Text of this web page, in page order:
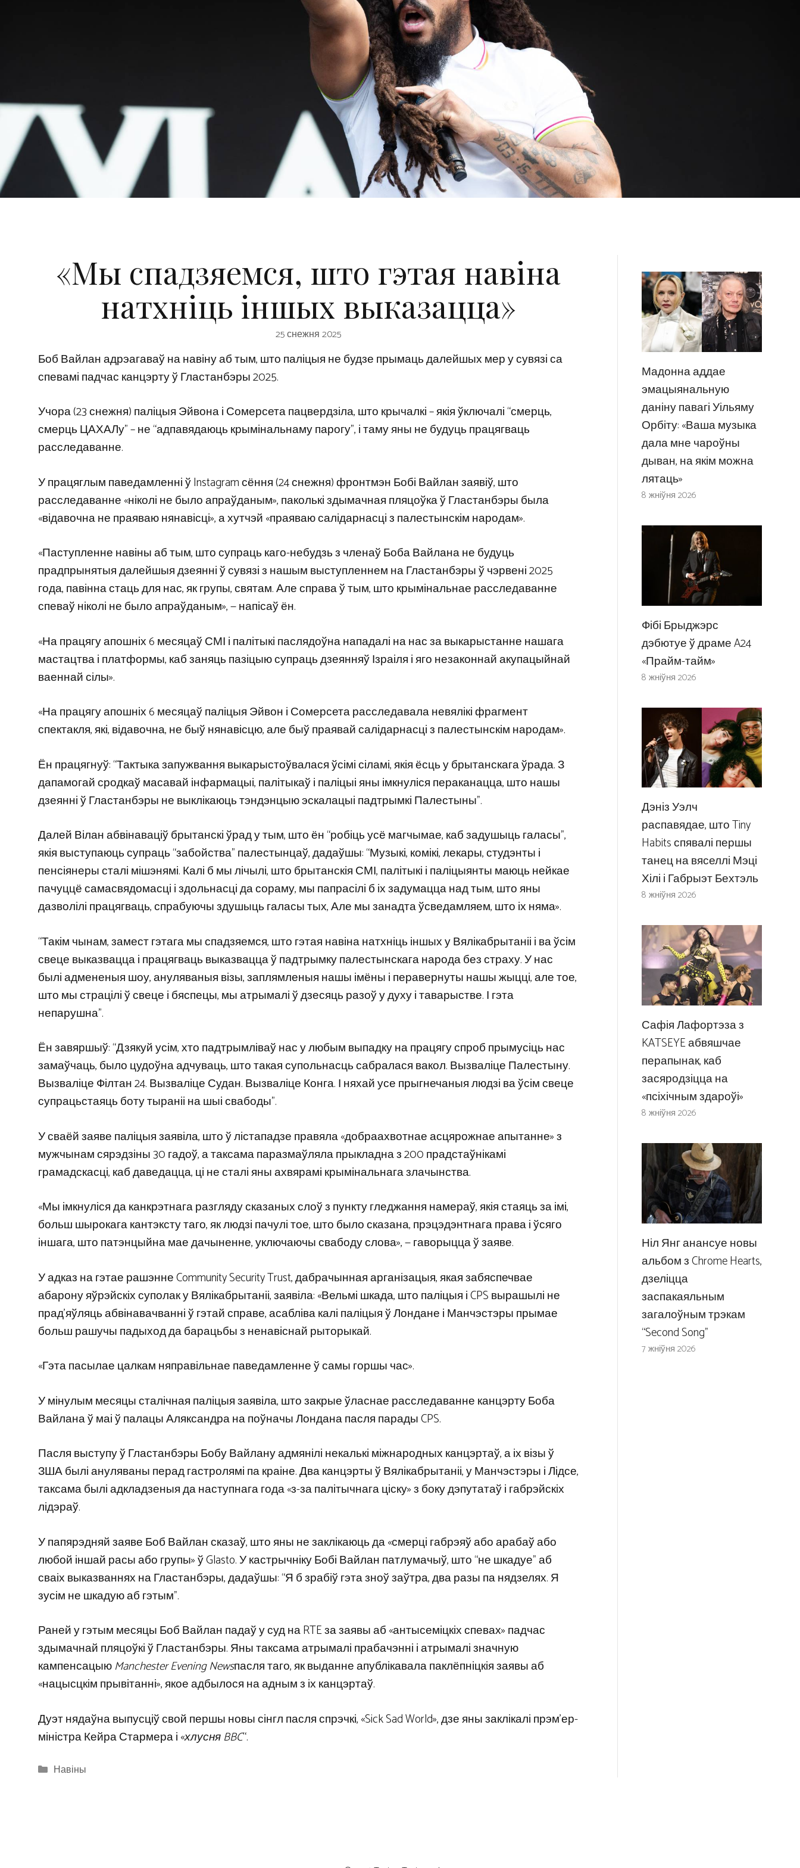
«Мы спадзяемся, што гэтая навіна
натхніць іншых выказацца»
25 снежня 2025
Боб Вайлан адрэагаваў на навіну аб тым, што паліцыя не будзе прымаць далейшых мер у сувязі са
спевамі падчас канцэрту ў Гластанбэры 2025.
Учора (23 снежня) паліцыя Эйвона і Сомерсета пацвердзіла, што крычалкі – якія ўключалі “смерць,
смерць ЦАХАЛу” – не “адпавядаюць крымінальнаму парогу”, і таму яны не будуць працягваць
расследаванне.
У працяглым паведамленні ў Instagram сёння (24 снежня) фронтмэн Бобі Вайлан заявіў, што
расследаванне «ніколі не было апраўданым», паколькі здымачная пляцоўка ў Гластанбэры была
«відавочна не праяваю нянавісці», а хутчэй «праяваю салідарнасці з палестынскім народам».
«Паступленне навіны аб тым, што супраць каго-небудзь з членаў Боба Вайлана не будуць
прадпрынятыя далейшыя дзеянні ў сувязі з нашым выступленнем на Гластанбэры ў чэрвені 2025
года, павінна стаць для нас, як групы, святам. Але справа ў тым, што крымінальнае расследаванне
спеваў ніколі не было апраўданым», — напісаў ён.
«На працягу апошніх 6 месяцаў СМІ і палітыкі паслядоўна нападалі на нас за выкарыстанне нашага
мастацтва і платформы, каб заняць пазіцыю супраць дзеянняў Ізраіля і яго незаконнай акупацыйнай
ваеннай сілы».
«На працягу апошніх 6 месяцаў паліцыя Эйвон і Сомерсета расследавала невялікі фрагмент
спектакля, які, відавочна, не быў нянавісцю, але быў праявай салідарнасці з палестынскім народам».
Ён працягнуў: “Тактыка запужвання выкарыстоўвалася ўсімі сіламі, якія ёсць у брытанскага ўрада. З
дапамогай сродкаў масавай інфармацыі, палітыкаў і паліцыі яны імкнуліся пераканацца, што нашы
дзеянні ў Гластанбэры не выклікаюць тэндэнцыю эскалацыі падтрымкі Палестыны”.
Далей Вілан абвінаваціў брытанскі ўрад у тым, што ён “робіць усё магчымае, каб задушыць галасы”,
якія выступаюць супраць “забойства” палестынцаў, дадаўшы: “Музыкі, комікі, лекары, студэнты і
пенсіянеры сталі мішэнямі. Калі б мы лічылі, што брытанскія СМІ, палітыкі і паліцыянты маюць нейкае
пачуццё самасвядомасці і здольнасці да сораму, мы папрасілі б іх задумацца над тым, што яны
дазволілі працягваць, спрабуючы здушыць галасы тых, Але мы занадта ўсведамляем, што іх няма».
“Такім чынам, замест гэтага мы спадзяемся, што гэтая навіна натхніць іншых у Вялікабрытаніі і ва ўсім
свеце выказвацца і працягваць выказвацца ў падтрымку палестынскага народа без страху. У нас
былі адмененыя шоу, ануляваныя візы, заплямленыя нашы імёны і перавернуты нашы жыцці, але тое,
што мы страцілі ў свеце і бяспецы, мы атрымалі ў дзесяць разоў у духу і таварыстве. І гэта
непарушна”.
Ён завяршыў: “Дзякуй усім, хто падтрымліваў нас у любым выпадку на працягу спроб прымусіць нас
замаўчаць, было цудоўна адчуваць, што такая супольнасць сабралася вакол. Вызваліце ​​Палестыну.
Вызваліце ​​Філтан 24. Вызваліце ​​Судан. Вызваліце ​​Конга. І няхай усе прыгнечаныя людзі ва ўсім свеце
супрацьстаяць боту тыраніі на шыі свабоды”.
У сваёй заяве паліцыя заявіла, што ў лістападзе правяла «добраахвотнае асцярожнае апытанне» з
мужчынам сярэдзіны 30 гадоў, а таксама паразмаўляла прыкладна з 200 прадстаўнікамі
грамадскасці, каб даведацца, ці не сталі яны ахвярамі крымінальнага злачынства.
«Мы імкнуліся да канкрэтнага разгляду сказаных слоў з пункту гледжання намераў, якія стаяць за імі,
больш шырокага кантэксту таго, як людзі пачулі тое, што было сказана, прэцэдэнтнага права і ўсяго
іншага, што патэнцыйна мае дачыненне, уключаючы свабоду слова», — гаворыцца ў заяве.
У адказ на гэтае рашэнне Community Security Trust, дабрачынная арганізацыя, якая забяспечвае
абарону яўрэйскіх суполак у Вялікабрытаніі, заявіла: «Вельмі шкада, што паліцыя і CPS вырашылі не
прад’яўляць абвінавачванні ў гэтай справе, асабліва калі паліцыя ў Лондане і Манчэстэры прымае
больш рашучы падыход да барацьбы з ненавіснай рыторыкай.
«Гэта пасылае цалкам няправільнае паведамленне ў самы горшы час».
У мінулым месяцы сталічная паліцыя заявіла, што закрые ўласнае расследаванне канцэрту Боба
Вайлана ў маі ў палацы Аляксандра на поўначы Лондана пасля парады CPS.
Пасля выступу ў Гластанбэры Бобу Вайлану адмянілі некалькі міжнародных канцэртаў, а іх візы ў
ЗША былі ануляваны перад гастролямі па краіне. Два канцэрты ў Вялікабрытаніі, у Манчэстэры і Лідсе,
таксама былі адкладзеныя да наступнага года «з-за палітычнага ціску» з боку дэпутатаў і габрэйскіх
лідэраў.
У папярэдняй заяве Боб Вайлан сказаў, што яны не заклікаюць да «смерці габрэяў або арабаў або
любой іншай расы або групы» ў Glasto. У кастрычніку Бобі Вайлан патлумачыў, што “не шкадуе” аб
сваіх выказваннях на Гластанбэры, дадаўшы: “Я б зрабіў гэта зноў заўтра, два разы па нядзелях. Я
зусім не шкадую аб гэтым”.
Раней у гэтым месяцы Боб Вайлан падаў у суд на RTE за заявы аб «антысеміцкіх спевах» падчас
здымачнай пляцоўкі ў Гластанбэры. Яны таксама атрымалі прабачэнні і атрымалі значную
кампенсацыюManchester Evening Newsпасля таго, як выданне апублікавала паклёпніцкія заявы аб
«нацысцкім прывітанні», якое адбылося на адным з іх канцэртаў.
Дуэт нядаўна выпусціў свой першы новы сінгл пасля спрэчкі, «Sick Sad World», дзе яны заклікалі прэм’ер-
міністра Кейра Стармера і «хлусня BBC“.
Categories
Навіны
Мадонна аддае
эмацыянальную
даніну павагі Уільяму
Орбіту: «Ваша музыка
дала мне чароўны
дыван, на якім можна
лятаць»
8 жніўня 2026
Фібі Брыджэрс
дэбютуе ў драме A24
«Прайм-тайм»
8 жніўня 2026
Дэніз Уэлч
распавядае, што Tiny
Habits спявалі першы
танец на вяселлі Мэці
Хілі і Габрыэт Бехтэль
8 жніўня 2026
Сафія Лафортэза з
KATSEYE абвяшчае
перапынак, каб
засяродзіцца на
«псіхічным здароўі»
8 жніўня 2026
Ніл Янг анансуе новы
альбом з Chrome Hearts,
дзеліцца
заспакаяльным
загалоўным трэкам
“Second Song”
7 жніўня 2026